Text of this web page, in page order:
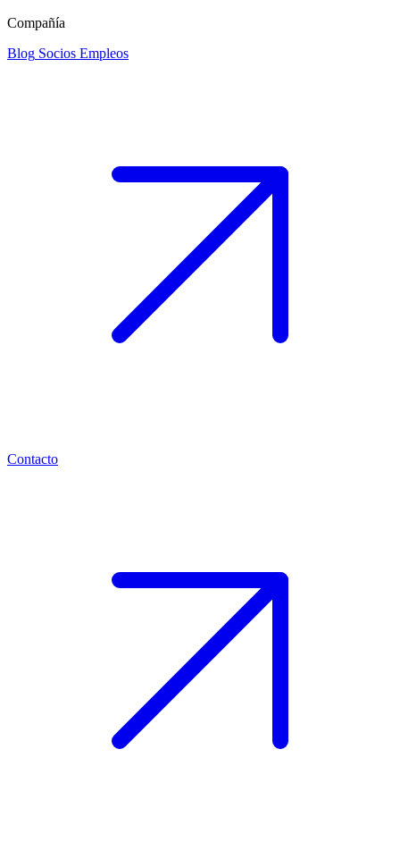
Compañía
Blog Socios Empleos
Contacto